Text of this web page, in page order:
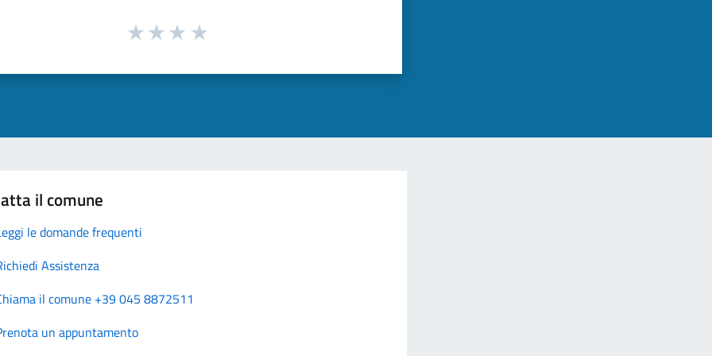
il comune
le domande frequenti
Assistenza
il comune +39 045 8872511
un appuntamento